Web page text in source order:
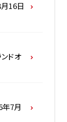
16日
ドオ
年7月